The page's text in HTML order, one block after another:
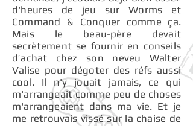
d'heures de jeu sur Worms et
Command & Conquer comme ça.
Mais le beau-père devait
secrètement se fournir en conseils
d’achat chez son neveu Walter
Valise pour dégoter des réfs aussi
cool. Il n'y jouait jamais, ce qui
m'arrangeait comme peu de choses
m'arrangeaient dans ma vie. Et je
me retrouvais vissé sur la chaise de